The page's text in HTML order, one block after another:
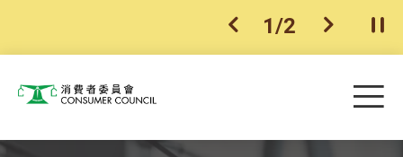
上一個
1/2 下一個開
消費者委員會 目